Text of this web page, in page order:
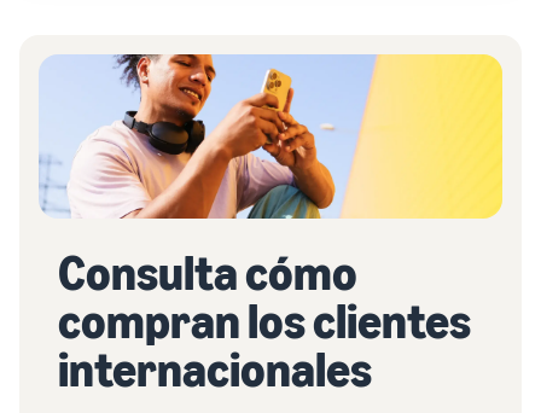
Consulta cómo
compran los clientes
internacionales